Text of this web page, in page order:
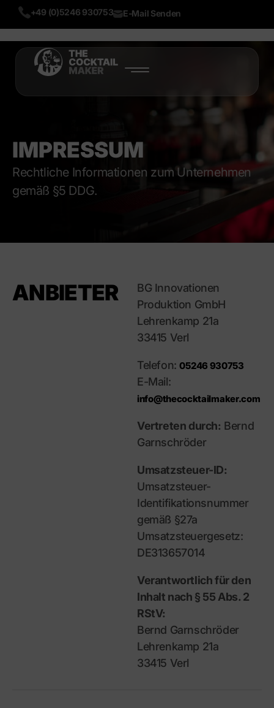
+49 (0)5246 930753 E-Mail Senden
START
ÜBER UNS
BLOG
TEST NOW
Garantie
IMPRESSUM
Rechtliche Informationen zum Unternehmen
gemäß §5 DDG.
ANBIETER
BG Innovationen
Produktion GmbH
Lehrenkamp 21a
33415 Verl
Telefon:05246 930753
E-Mail:
info@thecocktailmaker.com
Vertreten durch: Bernd
Garnschröder
Umsatzsteuer-ID:
Umsatzsteuer-
Identifikationsnummer
gemäß §27a
Umsatzsteuergesetz:
DE313657014
Verantwortlich für den
Inhalt nach § 55 Abs. 2
RStV:
Bernd Garnschröder
Lehrenkamp 21a
33415 Verl